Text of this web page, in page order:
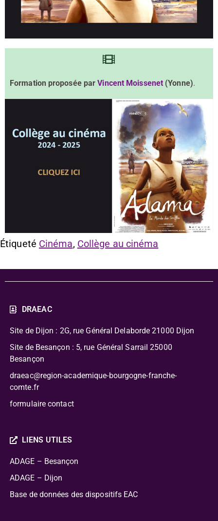
Formation proposée par Vincent Moissenet (Yonne).
Étiqueté Cinéma, Collège au cinéma
DRAEAC
Site de Dijon : 2G, rue Général Delaborde 21000 Dijon
Site de Besançon : 5, rue Général Sarrail 25000
Besançon
draeac@region-academique-bourgogne-franche-
comte.fr
formulaire contact
LIENS UTILES
ADAGE – Besançon
ADAGE – Dijon
Base de données des dispositifs EAC